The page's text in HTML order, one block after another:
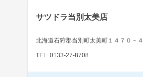
サツドラ当別太美店
北海道石狩郡当別町太美町１４７０－４
TEL: 0133-27-8708